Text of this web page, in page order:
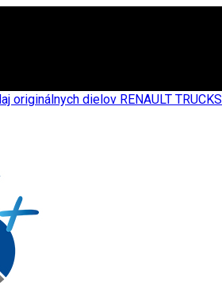
originálnych dielov RENAULT TRUCKS